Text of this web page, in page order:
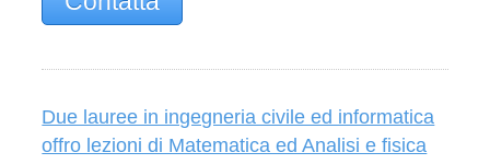
Due lauree in ingegneria civile ed informatica
offro lezioni di Matematica ed Analisi e fisica